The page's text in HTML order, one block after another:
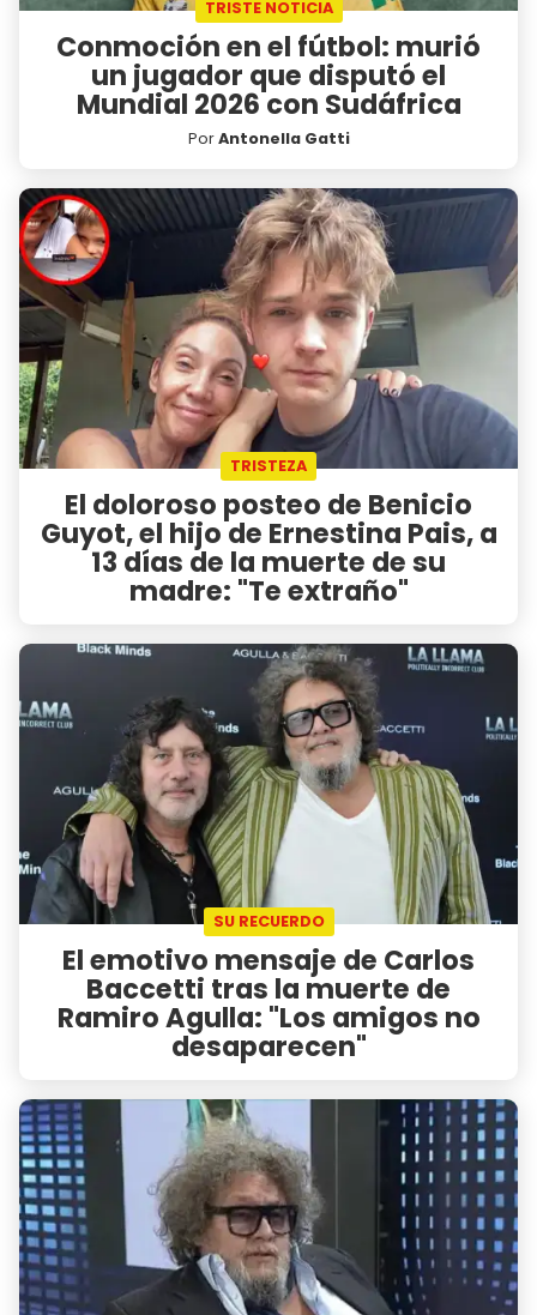
TRISTE NOTICIA
Conmoción en el fútbol: murió
un jugador que disputó el
Mundial 2026 con Sudáfrica
PorAntonella Gatti
TRISTEZA
El doloroso posteo de Benicio
Guyot, el hijo de Ernestina Pais, a
13 días de la muerte de su
madre: "Te extraño"
SU RECUERDO
El emotivo mensaje de Carlos
Baccetti tras la muerte de
Ramiro Agulla: "Los amigos no
desaparecen"